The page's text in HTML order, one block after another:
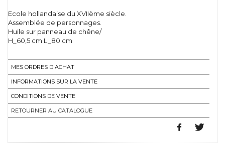
Ecole hollandaise du XVIIème siècle.
Assemblée de personnages.
Huile sur panneau de chêne/
H_60,5 cm L_80 cm
MES ORDRES D'ACHAT
INFORMATIONS SUR LA VENTE
CONDITIONS DE VENTE
RETOURNER AU CATALOGUE